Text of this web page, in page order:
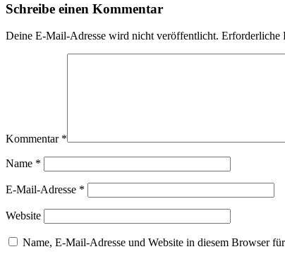
Schreibe einen Kommentar
Deine E-Mail-Adresse wird nicht veröffentlicht. Erforderliche
Kommentar *
Name *
E-Mail-Adresse *
Website
Name, E-Mail-Adresse und Website in diesem Browser